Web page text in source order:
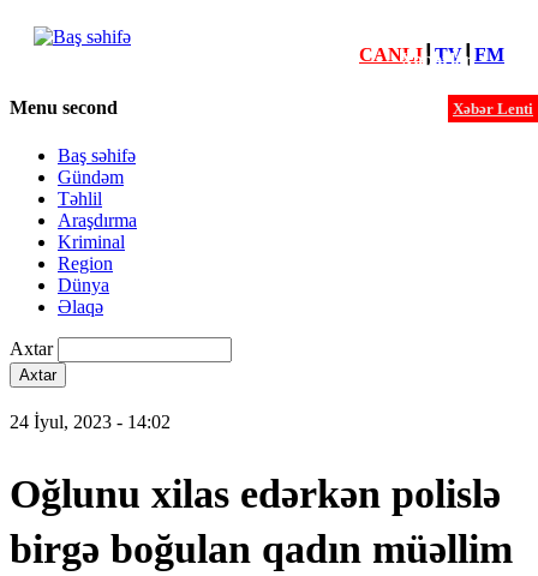
Xəbərlər
Xəbər Lenti
CANLI┃ TV┃ FM
Menu second
Baş səhifə
Gündəm
Təhlil
Araşdırma
Kriminal
Region
Dünya
Əlaqə
Axtar
24 İyul, 2023 - 14:02
Oğlunu xilas edərkən polislə
birgə boğulan qadın müəllim